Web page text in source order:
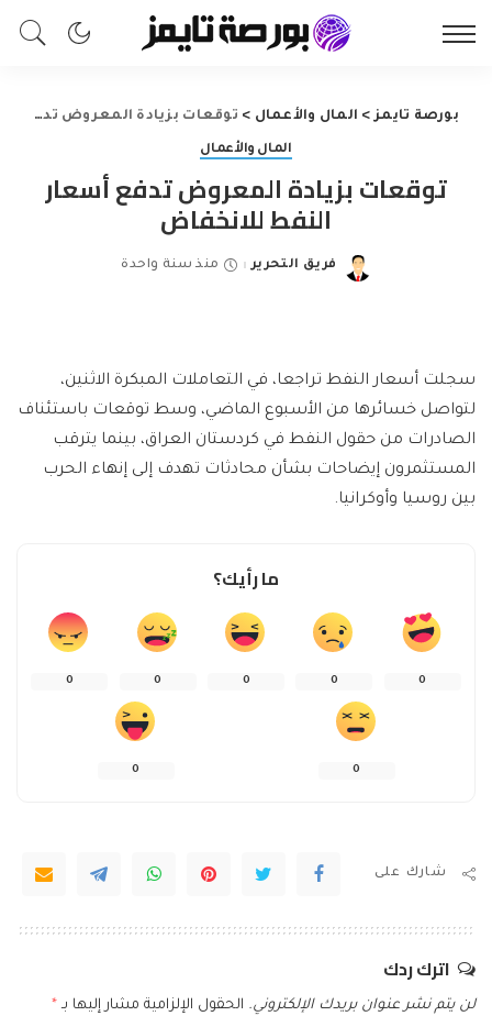
بورصة تايمز> المال والأعمال > توقعات بزيادة المعروض تدفع أسعار النفط للانخفاض
المال والأعمال
توقعات بزيادة المعروض تدفع أسعار
النفط للانخفاض
Posted
فريق التحرير منذ سنة واحدة
سجلت أسعار النفط تراجعا، في التعاملات المبكرة الاثنين،
لتواصل خسائرها من الأسبوع الماضي، وسط توقعات باستئناف
الصادرات من حقول النفط في كردستان العراق، بينما يترقب
المستثمرون إيضاحات بشأن محادثات تهدف إلى إنهاء الحرب
بين روسيا وأوكرانيا.
ما رأيك؟
0
0
0
0
0
0
0
شارك على
اترك ردك
لن يتم نشر عنوان بريدك الإلكتروني. الحقول الإلزامية مشار إليها بـ *